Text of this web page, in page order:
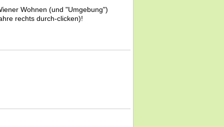
Wohnen (und "Umgebung")
rechts durch-clicken)!